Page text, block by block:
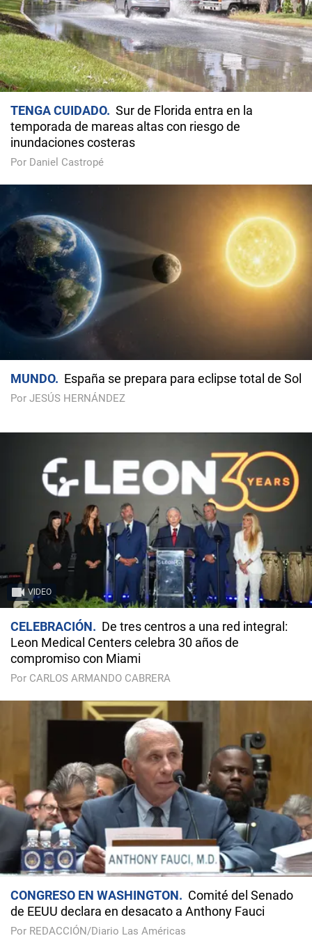
TENGA CUIDADO
Sur de Florida entra en la
temporada de mareas altas con riesgo de
inundaciones costeras
Por Daniel Castropé
MUNDO España se prepara para eclipse total de Sol
Por JESÚS HERNÁNDEZ
VIDEO
CELEBRACIÓN
De tres centros a una red integral:
Leon Medical Centers celebra 30 años de
compromiso con Miami
Por CARLOS ARMANDO CABRERA
CONGRESO EN WASHINGTON
Comité del Senado
de EEUU declara en desacato a Anthony Fauci
Por REDACCIÓN/Diario Las Américas